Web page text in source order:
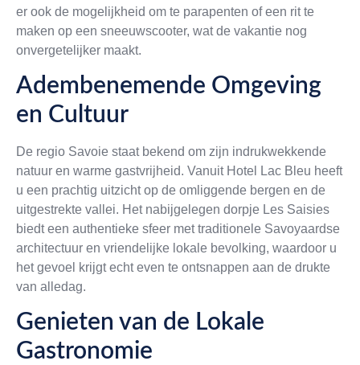
er ook de mogelijkheid om te parapenten of een rit te
maken op een sneeuwscooter, wat de vakantie nog
onvergetelijker maakt.
Adembenemende Omgeving
en Cultuur
De regio Savoie staat bekend om zijn indrukwekkende
natuur en warme gastvrijheid. Vanuit Hotel Lac Bleu heeft
u een prachtig uitzicht op de omliggende bergen en de
uitgestrekte vallei. Het nabijgelegen dorpje Les Saisies
biedt een authentieke sfeer met traditionele Savoyaardse
architectuur en vriendelijke lokale bevolking, waardoor u
het gevoel krijgt echt even te ontsnappen aan de drukte
van alledag.
Genieten van de Lokale
Gastronomie